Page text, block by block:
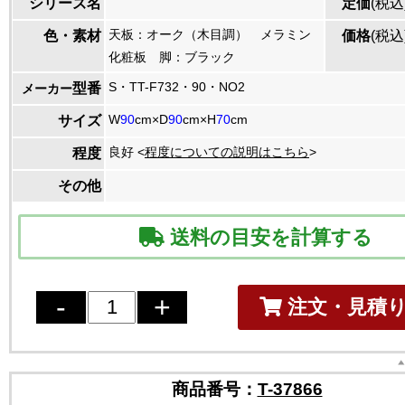
色・素材 天板：オーク（木目調） メラミン
化粧板 脚：ブラック
価格(税
メーカー型番 S・TT-F732・90・NO2
サイズ W90cm×D90cm×H70cm
程度 良好 <程度についての説明はこちら>
その他
送料の目安を計算する
注文・見積
商品番号： T-37866